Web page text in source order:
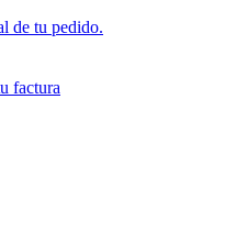
de tu pedido.
factura